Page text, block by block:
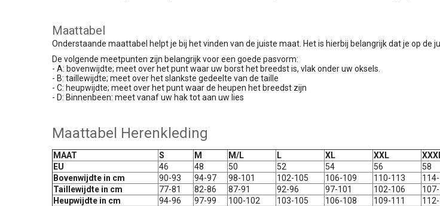
Maattabel
Onderstaande maattabel helpt je bij het vinden van de juiste maat. Het is hierbij belangrijk dat je op de
De volgende meetpunten zijn belangrijk voor een goede pasvorm:
- A: bovenwijdte; meet over het punt waar uw borst het breedst is, vlak onder uw oksels.
- B: taillewijdte; meet over het slankste gedeelte van de taille
- C: heupwijdte; meet over het punt waar de heupen het breedst zijn
- D: Binnenbeen: meet vanaf uw hak tot aan uw lies
Maattabel Herenkleding
MAAT S M M/L L XL XXL
EU
46 48 50 52 54 56
58
Bovenwijdte in cm
90-93 94-97 98-101 102-105 106-109 110-113
Taillewijdte in cm
77-81 82-86 87-91 92-96 97-101 102-106
Heupwijdte in cm
94-96 97-99 100-102 103-105 106-108 109-111